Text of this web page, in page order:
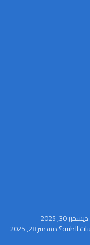
ديسمبر 30, 2025
الطبية؟ديسمبر 28, 2025